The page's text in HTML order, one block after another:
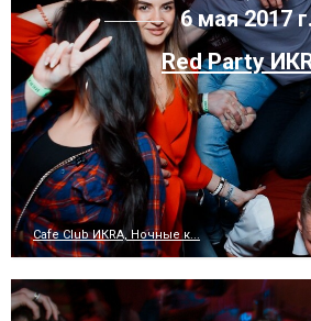
6 мая 2017
Red Party
Cafe Club ИКRA, Ночные к...